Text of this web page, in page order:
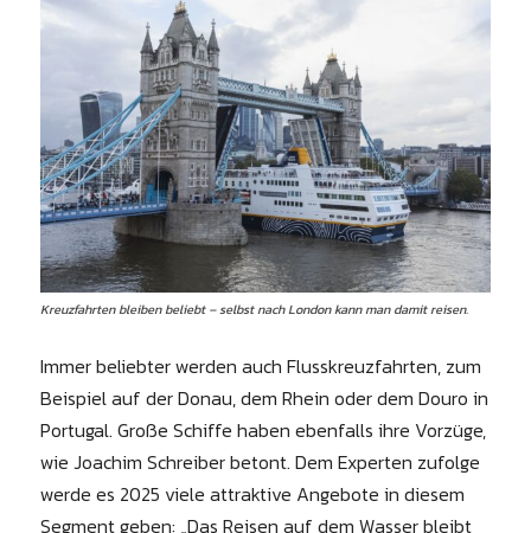
Kreuzfahrten bleiben beliebt – selbst nach London kann man damit reisen.
Immer beliebter werden auch Flusskreuzfahrten, zum
Beispiel auf der Donau, dem Rhein oder dem Douro in
Portugal. Große Schiffe haben ebenfalls ihre Vorzüge,
wie Joachim Schreiber betont. Dem Experten zufolge
werde es 2025 viele attraktive Angebote in diesem
Segment geben: „Das Reisen auf dem Wasser bleibt